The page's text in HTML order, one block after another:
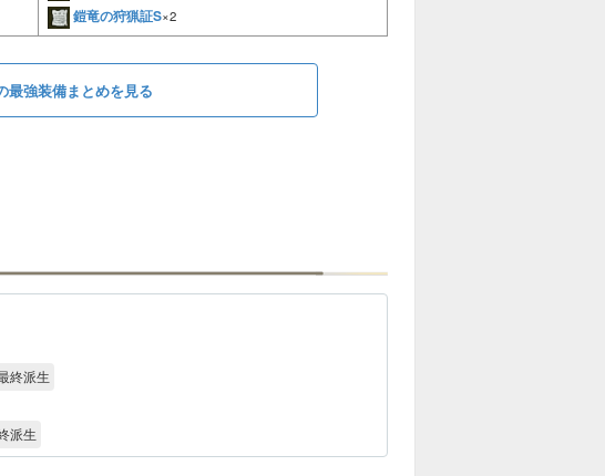
鎧竜の狩猟証S×2
最強装備まとめを見る
終派生
派生